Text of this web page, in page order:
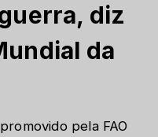
diz
da
pela FAO